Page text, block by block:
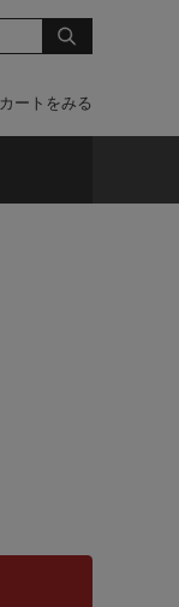
カートをみる